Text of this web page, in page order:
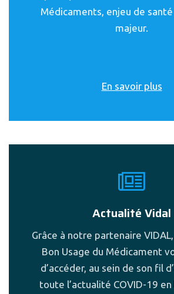
Médicaments, enjeu de
majeur.
En savoir plus
Actualité Vidal
Grâce à notre partenaire
Bon Usage du Médicament
d’accéder, au sein de son fil
toute l’actualité COVID-19